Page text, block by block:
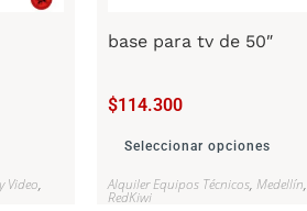
Video,
base para tv de 50″
$114.300
Seleccionar opciones
Alquiler Equipos Técnicos, Medellín,
RedKiwi